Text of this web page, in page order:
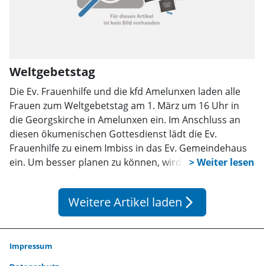
Weltgebetstag
Die Ev. Frauenhilfe und die kfd Amelunxen laden alle
Frauen zum Weltgebetstag am 1. März um 16 Uhr in
die Georgskirche in Amelunxen ein. Im Anschluss an
diesen ökumenischen Gottesdienst lädt die Ev.
Frauenhilfe zu einem Imbiss in das Ev. Gemeindehaus
ein. Um besser planen zu können, wird um eine
Tel. 05275/8155, oder Frau Marquardt, Tel. 05275/8385,
Weitere Artikel laden arrow_forward_ios
Impressum